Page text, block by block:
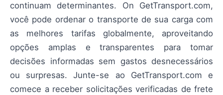
continuam determinantes. On GetTransport.com,
você pode ordenar o transporte de sua carga com
as melhores tarifas globalmente, aproveitando
opções amplas e transparentes para tomar
decisões informadas sem gastos desnecessários
ou surpresas. Junte-se ao GetTransport.com e
comece a receber solicitações verificadas de frete